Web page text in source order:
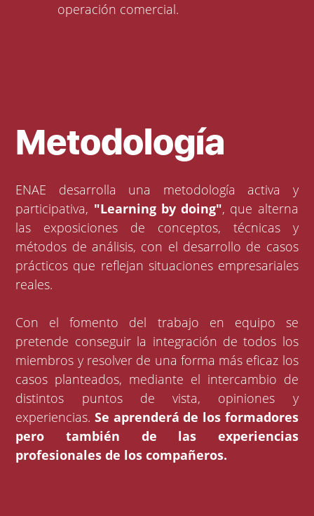
operación comercial.
Metodología
ENAE desarrolla una metodología activa y
participativa, "Learning by doing", que alterna
las exposiciones de conceptos, técnicas y
métodos de análisis, con el desarrollo de casos
prácticos que reflejan situaciones empresariales
reales.
Con el fomento del trabajo en equipo se
pretende conseguir la integración de todos los
miembros y resolver de una forma más eficaz los
casos planteados, mediante el intercambio de
distintos puntos de vista, opiniones y
experiencias.Se aprenderá de los formadores
pero también de las experiencias
profesionales de los compañeros.